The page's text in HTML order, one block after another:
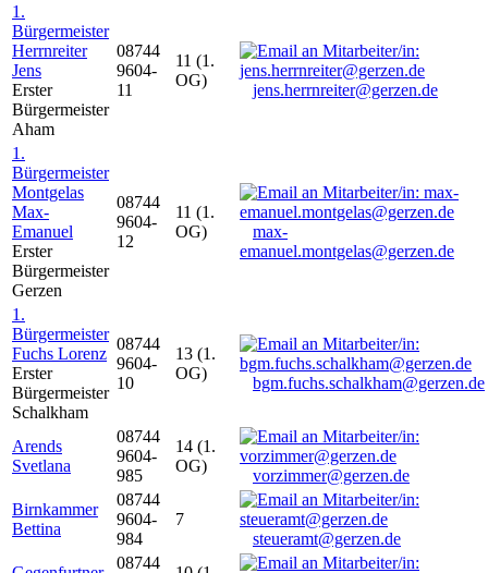
1.
Bürgermeister
Herrnreiter
Jens
Erster
Bürgermeister
Aham
08744
9604-
11
11 (1.
OG)
jens.herrnreiter@gerzen.de
1.
Bürgermeister
Montgelas
Max-
Emanuel
Erster
Bürgermeister
Gerzen
08744
9604-
12
11 (1.
OG)
max-
emanuel.montgelas@gerzen.de
1.
Bürgermeister
Fuchs Lorenz
Erster
Bürgermeister
Schalkham
08744
9604-
10
13 (1.
OG)
bgm.fuchs.schalkham@gerzen.de
Arends
Svetlana
08744
9604-
985
14 (1.
OG)
vorzimmer@gerzen.de
Birnkammer
Bettina
08744
9604-
984
7
steueramt@gerzen.de
08744